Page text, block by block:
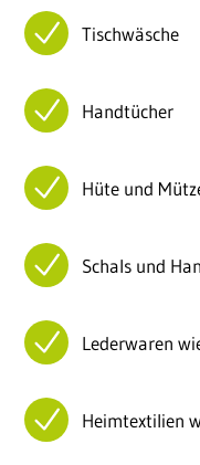
Tischwäsche
Handtücher
Hüte und
Schals und
Lederwaren
Heimtextilien